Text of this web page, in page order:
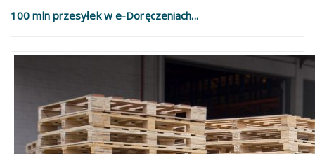
100 mln przesyłek w e-Doręczeniach...